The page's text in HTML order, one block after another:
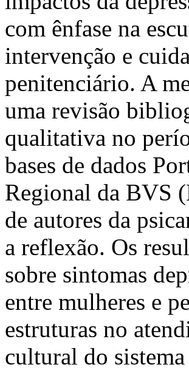
com ênfase na
intervenção e
penitenciário. A
uma revisão
qualitativa no
bases de dados
Regional da BVS
de autores da
a reflexão. Os
sobre sintomas
entre mulheres e
estruturas no
cultural do